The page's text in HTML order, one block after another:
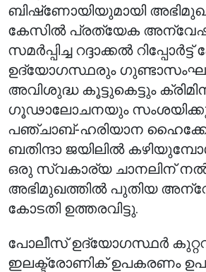
ബിഷ്‌ണോയിയുമായി
കേസിൽ പ്രത്യേക
സമർപ്പിച്ച റദ്ദാക്കൽ
ഉദ്യോഗസ്ഥരും
അവിശുദ്ധ കൂട്ടുകെട്ടും
ഗൂഢാലോചനയും
പഞ്ചാബ്-ഹരിയാന
ബതിന്ദാ ജയിലിൽ
ഒരു സ്വകാര്യ ചാനലിന്
അഭിമുഖത്തിൽ പുതിയ
കോടതി ഉത്തരവിട്ടു.
പോലീസ് ഉദ്യോഗസ്ഥർ
ഇലക്ട്രോണിക് ഉപകരണം